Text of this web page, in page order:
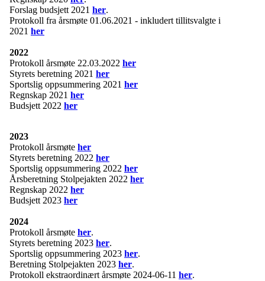
Forslag budsjett 2021 her.
Protokoll fra årsmøte 01.06.2021 - inkludert tillitsvalgte i
2021 her
2022
Protokoll årsmøte 22.03.2022 her
Styrets beretning 2021 her
Sportslig oppsummering 2021 her
Regnskap 2021 her
Budsjett 2022 her
2023
Protokoll årsmøte her
Styrets beretning 2022 her
Sportslig oppsummering 2022 her
Årsberetning Stolpejakten 2022 her
Regnskap 2022 her
Budsjett 2023 her
2024
Protokoll årsmøte her.
Styrets beretning 2023 her.
Sportslig oppsummering 2023 her.
Beretning Stolpejakten 2023 her.
Protokoll ekstraordinært årsmøte 2024-06-11 her.